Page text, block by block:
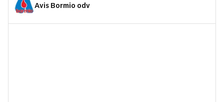
Avis Bormio odv